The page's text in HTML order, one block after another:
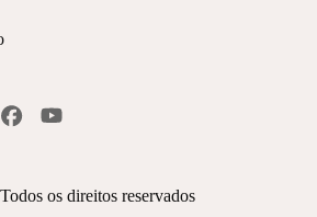
Todos os direitos reservados